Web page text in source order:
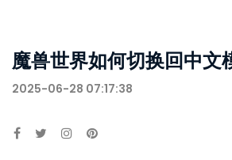
魔兽世界如何切换回中文
2025-06-28 07:17:38